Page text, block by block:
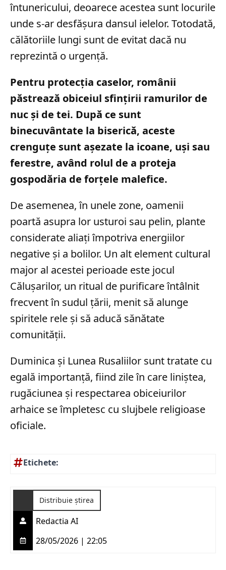
întunericului, deoarece acestea sunt locurile
unde s-ar desfășura dansul ielelor. Totodată,
călătoriile lungi sunt de evitat dacă nu
reprezintă o urgență.
Pentru protecția caselor, românii
păstrează obiceiul sfințirii ramurilor de
nuc și de tei. După ce sunt
binecuvântate la biserică, aceste
crenguțe sunt așezate la icoane, uși sau
ferestre, având rolul de a proteja
gospodăria de forțele malefice.
De asemenea, în unele zone, oamenii
poartă asupra lor usturoi sau pelin, plante
considerate aliați împotriva energiilor
negative și a bolilor. Un alt element cultural
major al acestei perioade este jocul
Călușarilor, un ritual de purificare întâlnit
frecvent în sudul țării, menit să alunge
spiritele rele și să aducă sănătate
comunității.
Duminica și Lunea Rusaliilor sunt tratate cu
egală importanță, fiind zile în care liniștea,
rugăciunea și respectarea obiceiurilor
arhaice se împletesc cu slujbele religioase
oficiale.
Etichete:
Distribuie știrea
Redactia AI
28/05/2026 | 22:05